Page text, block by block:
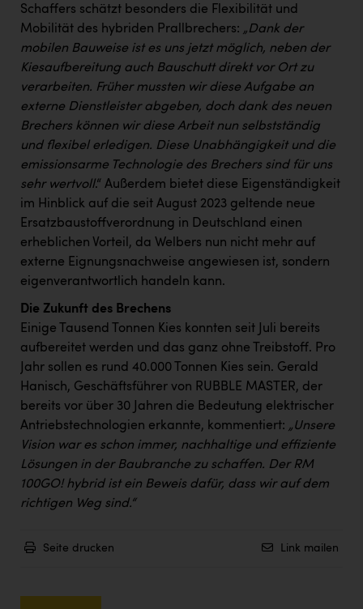
TCL
TGW Logistics
TRAILOMAT & Cycling Austria
VERITAS
Vier Diamanten
Vorlagenportal
Wir besiegen Krebs
Wirtschaftskammer OÖ
ZGONC
ZULuft - Zukunft Luft Austria
z.l.ö.
Österreichisches Hebammengremium
Wirtschaftskammer OÖ Energiehandel
Dopgas
kunden basics
kontakt
Schaffers schätzt besonders die Flexibilität und
Mobilität des hybriden Prallbrechers: „Dank der
mobilen Bauweise ist es uns jetzt möglich, neben der
Kiesaufbereitung auch Bauschutt direkt vor Ort zu
verarbeiten. Früher mussten wir diese Aufgabe an
externe Dienstleister abgeben, doch dank des neuen
Brechers können wir diese Arbeit nun selbstständig
und flexibel erledigen. Diese Unabhängigkeit und die
emissionsarme Technologie des Brechers sind für uns
sehr wertvoll.“ Außerdem bietet diese Eigenständigkeit
im Hinblick auf die seit August 2023 geltende neue
Ersatzbaustoffverordnung in Deutschland einen
erheblichen Vorteil, da Welbers nun nicht mehr auf
externe Eignungsnachweise angewiesen ist, sondern
eigenverantwortlich handeln kann.
Die Zukunft des Brechens
Einige Tausend Tonnen Kies konnten seit Juli bereits
aufbereitet werden und das ganz ohne Treibstoff. Pro
Jahr sollen es rund 40.000 Tonnen Kies sein. Gerald
Hanisch, Geschäftsführer von RUBBLE MASTER, der
bereits vor über 30 Jahren die Bedeutung elektrischer
Antriebstechnologien erkannte, kommentiert: „Unsere
Vision war es schon immer, nachhaltige und effiziente
Lösungen in der Baubranche zu schaffen. Der RM
100GO! hybrid ist ein Beweis dafür, dass wir auf dem
richtigen Weg sind.“
Seite drucken Link mailen